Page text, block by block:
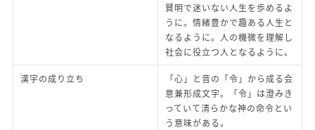
賢明で迷いない人生を歩めるよ
うに。情緒豊かで趣ある人生と
なるように。人の機微を理解し
社会に役立つ人となるように。
漢字の成り立ち
「心」と音の「令」から成る会
意兼形成文字。「令」は澄みき
っていて清らかな神の命令とい
う意味がある。